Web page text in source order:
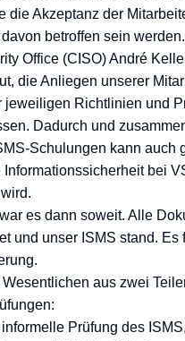
die Akzeptanz der
betroffen sein
Office (CISO) André
die Anliegen unserer
jeweiligen Richtlinien und
Dadurch und
Schulungen kann auch
bei
es dann soweit. Alle
und unser ISMS stand. Es
aus zwei
Prüfung des